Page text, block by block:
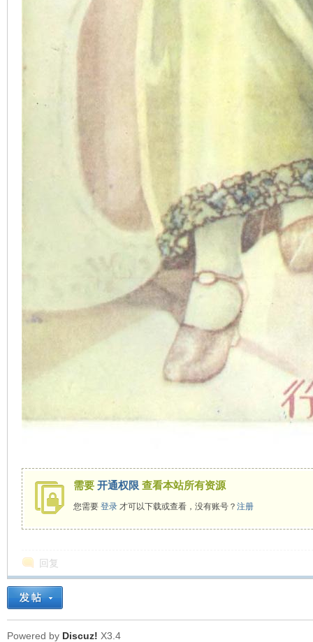
需要 开通权限 查看本站所有资源
您需要 登录才可以下载或查看，没有账号？ 注册
回复
Powered by Discuz! X3.4